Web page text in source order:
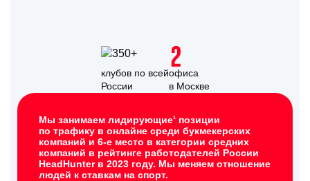
Мы занимаем лидирующие1
позиции
по трафику в онлайне среди букмекерских
компаний и 6-е место в категории средних
компаний в рейтинге работодателей России
HeadHunter в 2023 году. Мы меняем отношение
людей к ставкам на спорт.
клубов по всей
России
офиса
в Москве